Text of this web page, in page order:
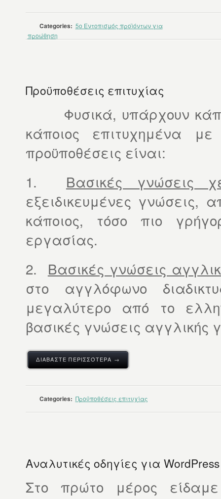
Categories: 5o Εντοπισμός προϊόντων για
προώθηση
Προϋποθέσεις επιτυχίας
Φυσικά, υπάρχουν
κάποιος επιτυχημένα
προϋποθέσεις είναι:
1. Βασικές γνώσεις
εξειδικευμένες γνώσεις,
κάποιος, τόσο πιο
εργασίας.
2. Βασικές γνώσεις
στο αγγλόφωνο
μεγαλύτερο από το
βασικές γνώσεις
ΔΙΑΒΆΣΤΕ ΠΕΡΙΣΣΌΤΕΡΑ →
Categories: Προϋποθέσεις επιτυχίας
Αναλυτικές οδηγίες για
Στο πρώτο μέρος